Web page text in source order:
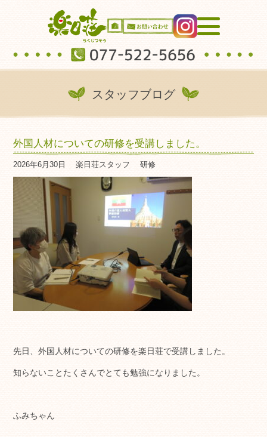
スタッフブログ
外国人材についての研修を受講しました。
2026年6月30日 楽日荘スタッフ 研修
先日、外国人材についての研修を楽日荘で受講しました。
知らないことたくさんでとても勉強になりました。
ふみちゃん